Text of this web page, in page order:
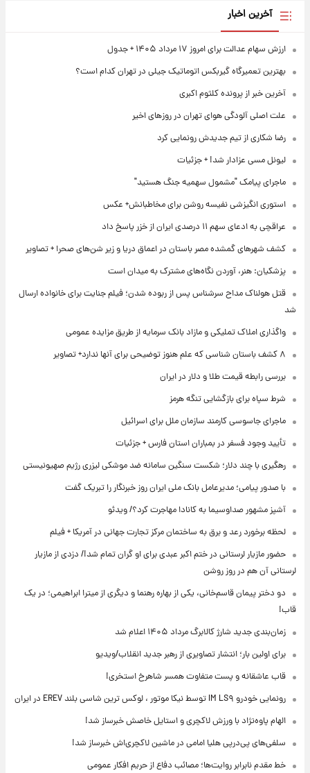
آخرین اخبار
ارزش سهام عدالت برای امروز ۱۷ مرداد ۱۴۰۵ + جدول
بهترین تعمیرگاه گیربکس اتوماتیک جیلی در تهران کدام است؟
آخرین خبر از پرونده کلثوم اکبری
علت اصلی آلودگی هوای تهران در روزهای اخیر
رضا شکاری از تیم جدیدش رونمایی کرد
لیونل مسی عزادار شد! + جزئیات
ماجرای پیامک "مشمول سهمیه جنگ هستید"
استوری انگیزشی نفیسه روشن برای مخاطبانش+ عکس
عراقچی به ادعای سهم ۱۱ درصدی ایران از خزر پاسخ داد
کشف شهرهای گمشده مصر باستان در اعماق دریا و زیر شن‌های صحرا + تصاویر
پزشکیان: هنر، آوردن نگاه‌های مشترک به میدان است
قتل هولناک مداح سرشناس پس از ربوده شدن؛ فیلم جنایت برای خانواده ارسال
شد
واگذاری املاک تملیکی و مازاد بانک سرمایه از طریق مزایده عمومی
۸ کشف باستان شناسی که علم هنوز توضیحی برای آنها ندارد+ تصاویر
بررسی رابطه قیمت طلا و دلار در ایران
شرط سپاه برای بازگشایی تنگه هرمز
ماجرای جاسوسی کارمند سازمان ملل برای اسرائیل
تأیید وجود فسفر در بمباران استان فارس + جزئیات
رهگیری با چند دلار؛ شکست سنگین سامانه ضد موشکی لیزری رژیم صهیونیستی
با صدور پیامی؛ مدیرعامل بانک ملی ایران روز خبرنگار را تبریک گفت
آشپز مشهور صداوسیما به کانادا مهاجرت کرد؟/ ویدئو
لحظه برخورد رعد و برق به ساختمان مرکز تجارت جهانی در آمریکا + فیلم
حضور مازیار لرستانی در ختم اکبر عبدی برای او گران تمام شد!/ دزدی از مازیار
لرستانی آن هم در روز روشن
دو دختر پیمان قاسم‌خانی، یکی از بهاره رهنما و دیگری از میترا ابراهیمی؛ در یک
قاب!
زمان‌بندی جدید شارژ کالابرگ مرداد ۱۴۰۵ اعلام شد
برای اولین بار؛ انتشار تصاویری از رهبر جدید انقلاب/ویدیو
قاب عاشقانه و پست متفاوت همسر شاهرخ استخری!
رونمایی خودرو IM LS۹ توسط نیکا موتور ، لوکس ترین شاسی بلند EREV در ایران
الهام پاوه‌نژاد با ورزش لاکچری و استایل خاصش خبرساز شد!
سلفی‌های پی‌درپی هلیا امامی در ماشین لاکچری‌اش خبرساز شد!
خط مقدم نابرابر روایت‌ها؛ مصائب دفاع از حریم افکار عمومی